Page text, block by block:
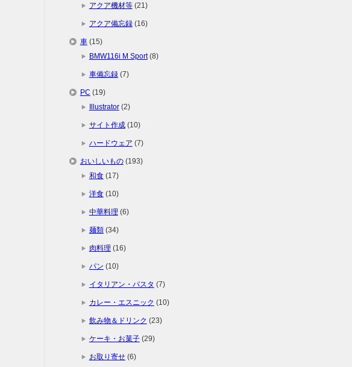
アクア機材等(21)
アクア備忘録(16)
車(15)
BMW116i M Sport(8)
車備忘録(7)
PC (19)
Illustrator(2)
サイト作成(10)
ハードウェア (7)
おいしいもの(193)
和食(17)
洋食(10)
中華料理 (6)
麺類(34)
肉料理 (16)
パン (10)
イタリアン・パスタ (7)
カレー・エスニック (10)
飲み物＆ドリンク (23)
ケーキ・お菓子(29)
お取り寄せ(6)